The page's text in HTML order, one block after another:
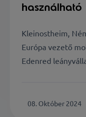
használható
Kleinostheim,
Európa vezető
Edenred
08. Október 2024